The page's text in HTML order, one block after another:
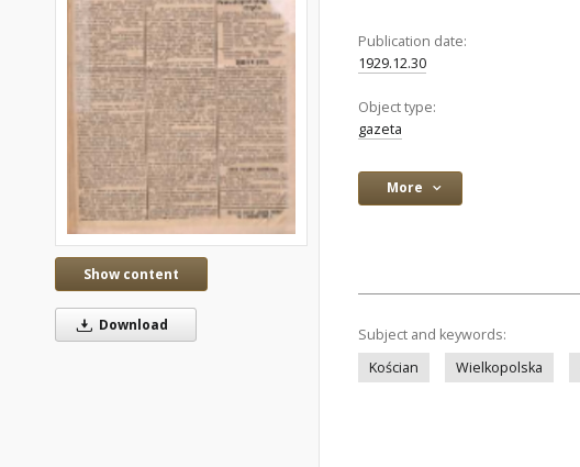
Show content
Download
Publication date:
1929.12.30
Object type:
gazeta
More
Subject and keywords:
Kościan
Wielkopolska